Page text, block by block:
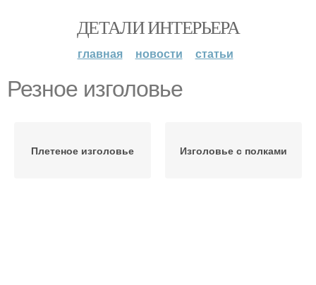
ДЕТАЛИ ИНТЕРЬЕРА
главная новости статьи
Резное изголовье
Плетеное изголовье Изголовье с полками